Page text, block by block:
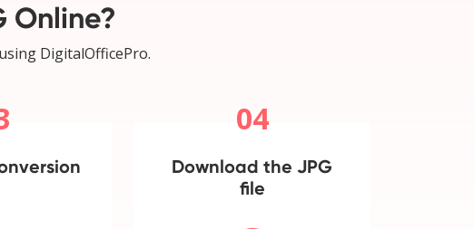
Online?
DigitalOfficePro.
04
Download the JPG
file